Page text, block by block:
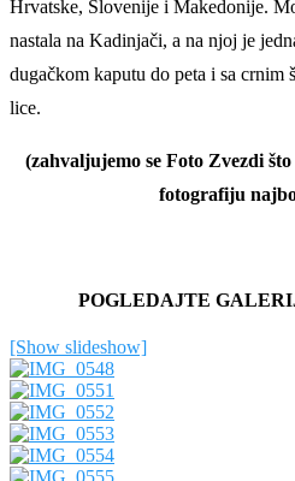
Hrvatske, Slovenije i Makedonije.
nastala na Kadinjači, a na njoj je
dugačkom kaputu do peta i sa
lice.
(zahvaljujemo se Foto Zvezdi
fotografiju
POGLEDAJTE
[Show slideshow]